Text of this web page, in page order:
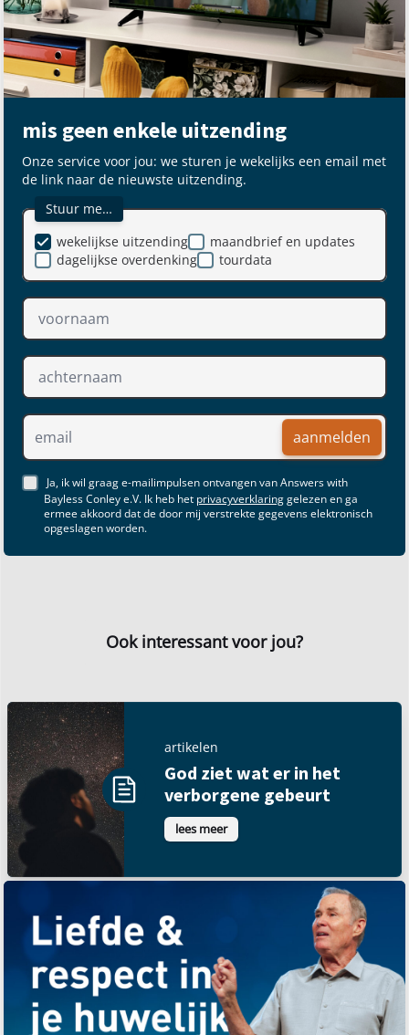
mis geen enkele uitzending
Onze service voor jou: we sturen je wekelijks een email met
de link naar de nieuwste uitzending.
Stuur me…
maandbrief en updates
dagelijkse overdenking
wekelijkse uitzending
tourdata
aanmelden
Ja, ik wil graag e-mailimpulsen ontvangen van Answers with
Bayless Conley e.V. Ik heb het privacyverklaringgelezen en ga
ermee akkoord dat de door mij verstrekte gegevens elektronisch
opgeslagen worden.
Ook interessant voor jou?
artikelen
God ziet wat er in het
verborgene gebeurt
lees meer